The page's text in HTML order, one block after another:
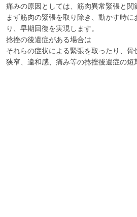
痛みの原因としては、筋肉異常緊張と
まず筋肉の緊張を取り除き、動かす時
り、早期回復を実現します。
捻挫の後遺症がある場合は
それらの症状による緊張を取ったり、
狭窄、違和感、痛み等の捻挫後遺症の